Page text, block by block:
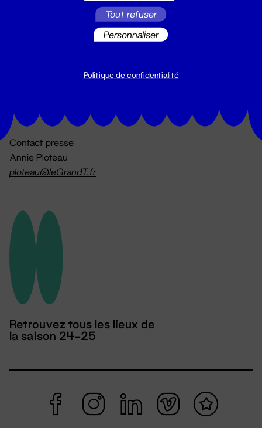
billetterie@leGrandT.fr
Contact presse
Annie Ploteau
ploteau@leGrandT.fr
Retrouvez tous les lieux de
la saison 24-25
Tout refuser
Personnaliser
Politique de confidentialité